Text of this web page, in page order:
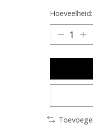
Hoeveelheid: